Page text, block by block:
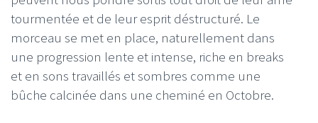
tourmentée et de leur esprit déstructuré. Le
morceau se met en place, naturellement dans
une progression lente et intense, riche en breaks
et en sons travaillés et sombres comme une
bûche calcinée dans une cheminé en Octobre.